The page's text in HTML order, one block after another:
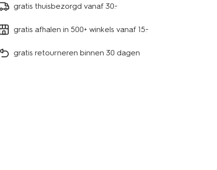
gratis thuisbezorgd vanaf 30.-
gratis afhalen in 500+ winkels vanaf 15.-
gratis retourneren binnen 30 dagen